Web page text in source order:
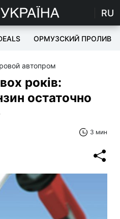
RU
ОРМУЗСКИЙ ПРОЛИВ
автопром
років:
остаточно
3 мин